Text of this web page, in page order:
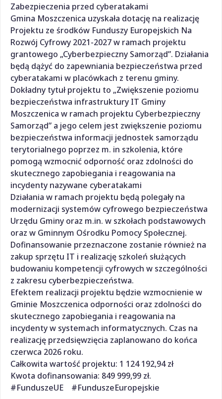
Zabezpieczenia przed cyberatakami
Gmina Moszczenica uzyskała dotację na realizację
Projektu ze środków Funduszy Europejskich Na
Rozwój Cyfrowy 2021-2027 w ramach projektu
grantowego „Cyberbezpieczny Samorząd”. Działania
będą dążyć do zapewniania bezpieczeństwa przed
cyberatakami w placówkach z terenu gminy.
Dokładny tytuł projektu to „Zwiększenie poziomu
bezpieczeństwa infrastruktury IT Gminy
Moszczenica w ramach projektu Cyberbezpieczny
Samorząd” a jego celem jest zwiększenie poziomu
bezpieczeństwa informacji jednostek samorządu
terytorialnego poprzez m. in szkolenia, które
pomogą wzmocnić odporność oraz zdolności do
skutecznego zapobiegania i reagowania na
incydenty nazywane cyberatakami
Działania w ramach projektu będą polegały na
modernizacji systemów cyfrowego bezpieczeństwa
Urzędu Gminy oraz m.in. w szkołach podstawowych
oraz w Gminnym Ośrodku Pomocy Społecznej.
Dofinansowanie przeznaczone zostanie również na
zakup sprzętu IT i realizację szkoleń służących
budowaniu kompetencji cyfrowych w szczególności
z zakresu cyberbezpieczeństwa.
Efektem realizacji projektu będzie wzmocnienie w
Gminie Moszczenica odporności oraz zdolności do
skutecznego zapobiegania i reagowania na
incydenty w systemach informatycznych. Czas na
realizację przedsięwzięcia zaplanowano do końca
czerwca 2026 roku.
Całkowita wartość projektu: 1 124 192,94 zł
Kwota dofinansowania: 849 999,99 zł.
#FunduszeUE #FunduszeEuropejskie